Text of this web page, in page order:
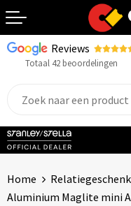
Reviews
Totaal 42 beoordelingen
Terug
Sportkleding
Home
Aluminium Maglite mini